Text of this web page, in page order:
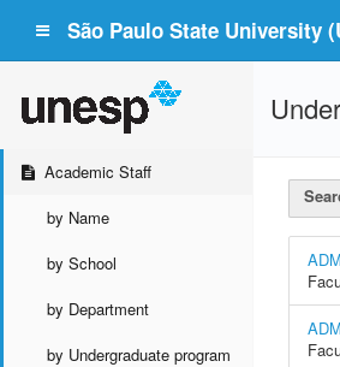
São Paulo State University
Academic Staff
by Name
by School
by Department
by Undergraduate program